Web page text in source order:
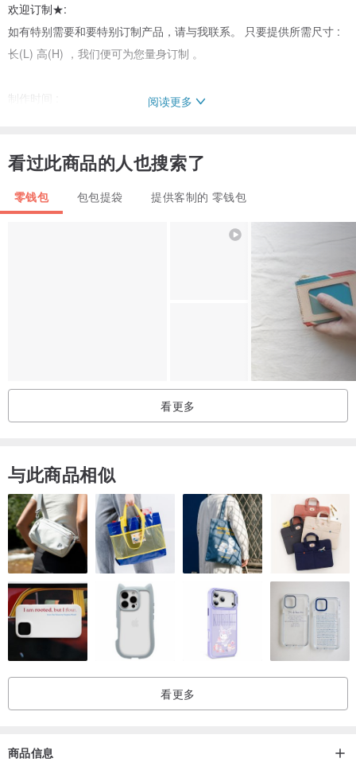
欢迎订制★:
如有特别需要和要特别订制产品，请与我联系。 只要提供所需尺寸 :
长(L) 高(H) ，我们便可为您量身订制 。
制作时间 :
产地/制造方式
阅读更多
看过此商品的人也搜索了
零钱包 包包提袋 提供客制的 零钱包
看更多
与此商品相似
看更多
商品信息